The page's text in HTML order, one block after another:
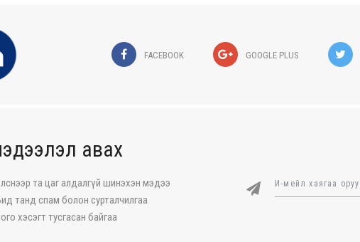
FACEBOOK GOOGLE PLUS
авах
та цаг алдалгүй шинэхэн мэдээ
танд спам болон сурталчилгаа
хэсэгт тусгасан байгаа